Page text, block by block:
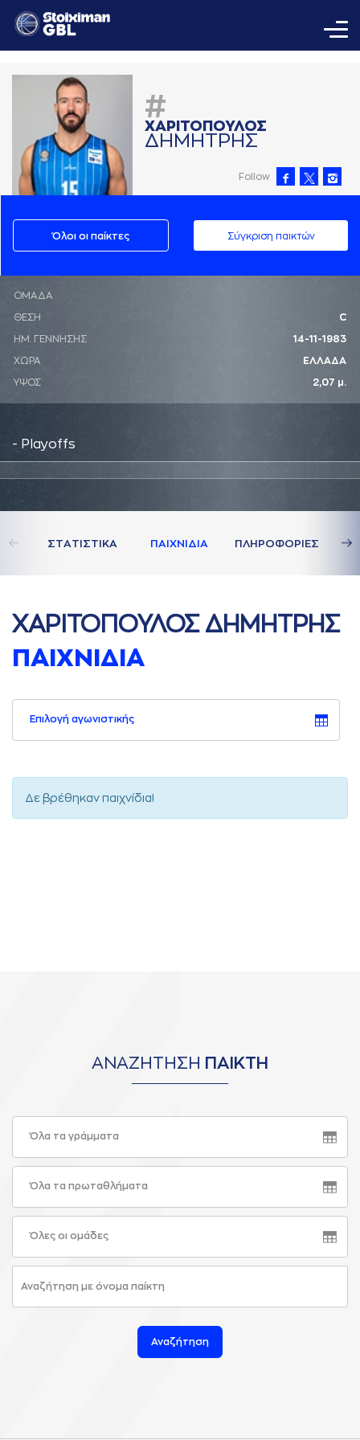
#
ΧAΡΙΤΟΠΟΥΛΟΣ
ΔΗΜΗΤΡΗΣ
Follow
Όλοι οι παίκτες Σύγκριση παικτών
ΟΜΑΔΑ
ΘΕΣΗ C
ΗΜ. ΓΕΝΝΗΣΗΣ 14-11-1983
ΧΩΡΑ ΕΛΛΑΔΑ
ΥΨΟΣ 2,07 μ.
- Playoffs
ΣΤAΤΙΣΤΙΚA ΠAΙΧΝΙΔΙA ΠΛΗΡΟΦΟΡΙΕΣ
ΧAΡΙΤΟΠΟΥΛΟΣ ΔΗΜΗΤΡΗΣ
ΠAΙΧΝΙΔΙA
Επιλογή αγωνιστικής
Δε βρέθηκαν παιχνίδια!
ΑΝΑΖΗΤΗΣΗ ΠΑΙΚΤΗ
Όλα τα γράμματα
Όλα τα πρωταθλήματα
Όλες οι ομάδες
Αναζήτηση